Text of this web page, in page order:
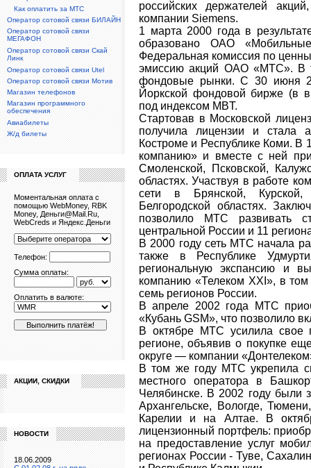
российских держателей
компании Siemens.
1 марта 2000 года в
образовано ОАО
Федеральная комиссия по
эмиссию акций ОАО «МТС». В
фондовые рынки. С 30 июня
Йоркской фондовой бирже (в
под индексом MBT.
Стартовав в Московской
получила лицензии и стала
Костроме и Республике Коми. В
компанию» и вместе с ней
Смоленской, Псковской,
областях. Участвуя в работе
сети в Брянской, Курской,
Белгородской областях.
позволило МТС развивать
центральной России и 11
В 2000 году сеть МТС начала
также в Республике
региональную экспансию и
компанию «Телеком XXI», в
семь регионов России.
В апреле 2002 года МТС
«Кубань GSM», что позволило
В октябре МТС усилила свое
регионе, объявив о покупке
округе — компании
В том же году МТС укрепила
местного оператора в
Челябинске. В 2002 году
Архангельске, Вологде,
Карелии и на Алтае. В
лицензионный портфель:
на предоставление услуг
регионах России - Туве,
Как оплатить за МТС
Оператор сотовой связи БИЛАЙН
Оператор сотовой связи
МЕГАФОН
Оператор сотовой связи Скай
Линк
Оператор сотовой связи Utel
Оператор сотовой связи Мотив
Магазин телефонов
Магазин программного
обеспечения
Авиабилеты
Ж/д билеты
ОПЛАТА УСЛУГ
Моментальная оплата с
помощью WebMoney, RBK
Money, Деньги@Mail.Ru,
WebCreds и Яндекс.Деньги
Телефон:
Сумма оплаты:
Оплатить в валюте:
АКЦИИ, СКИДКИ
НОВОСТИ
18.06.2009